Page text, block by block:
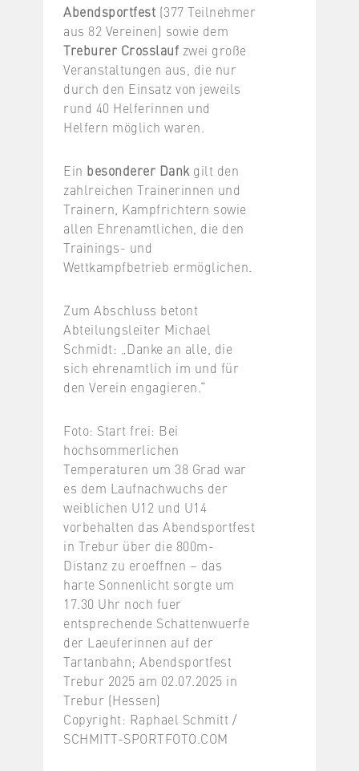
Abendsportfest (377 Teilnehmer
aus 82 Vereinen) sowie dem
Treburer Crosslauf zwei große
Veranstaltungen aus, die nur
durch den Einsatz von jeweils
rund 40 Helferinnen und
Helfern möglich waren.
Ein besonderer Dank gilt den
zahlreichen Trainerinnen und
Trainern, Kampfrichtern sowie
allen Ehrenamtlichen, die den
Trainings- und
Wettkampfbetrieb ermöglichen.
Zum Abschluss betont
Abteilungsleiter Michael
Schmidt: „Danke an alle, die
sich ehrenamtlich im und für
den Verein engagieren.“
Foto: Start frei: Bei
hochsommerlichen
Temperaturen um 38 Grad war
es dem Laufnachwuchs der
weiblichen U12 und U14
vorbehalten das Abendsportfest
in Trebur über die 800m-
Distanz zu eroeffnen – das
harte Sonnenlicht sorgte um
17.30 Uhr noch fuer
entsprechende Schattenwuerfe
der Laeuferinnen auf der
Tartanbahn; Abendsportfest
Trebur 2025 am 02.07.2025 in
Trebur (Hessen)
Copyright: Raphael Schmitt /
SCHMITT-SPORTFOTO.COM